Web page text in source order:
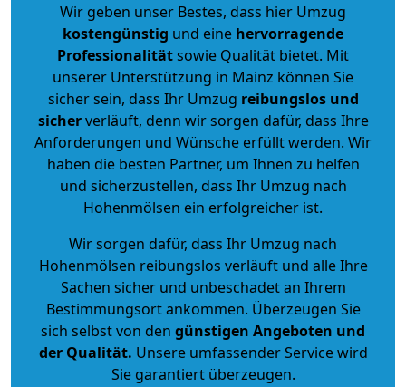
Wir geben unser Bestes, dass hier Umzug
kostengünstig und eine hervorragende
Professionalitätsowie Qualität bietet. Mit
unserer Unterstützung in Mainz können Sie
sicher sein, dass Ihr Umzug reibungslos und
sicherverläuft, denn wir sorgen dafür, dass Ihre
Anforderungen und Wünsche erfüllt werden. Wir
haben die besten Partner, um Ihnen zu helfen
und sicherzustellen, dass Ihr Umzug nach
Hohenmölsen ein erfolgreicher ist.
Wir sorgen dafür, dass Ihr Umzug nach
Hohenmölsen reibungslos verläuft und alle Ihre
Sachen sicher und unbeschadet an Ihrem
Bestimmungsort ankommen. Überzeugen Sie
sich selbst von den günstigen Angeboten und
der Qualität. Unsere umfassender Service wird
Sie garantiert überzeugen.